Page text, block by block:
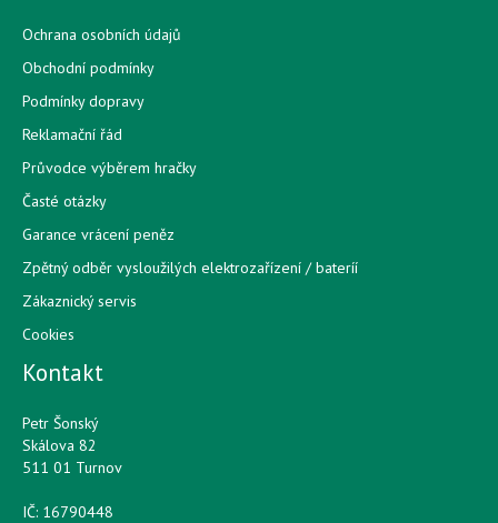
Ochrana osobních údajů
Obchodní podmínky
Podmínky dopravy
Reklamační řád
Průvodce výběrem hračky
Časté otázky
Garance vrácení peněz
Zpětný odběr vysloužilých elektrozařízení / bateríí
Zákaznický servis
Cookies
Kontakt
Petr Šonský
Skálova 82
511 01 Turnov
IČ: 16790448